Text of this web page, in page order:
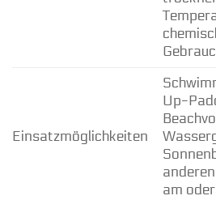
Einsatzmöglichkeiten
Up-
am